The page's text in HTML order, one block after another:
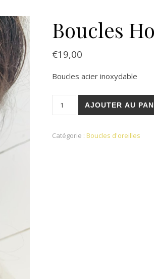
Boucles
€19,00
Boucles acier inoxydable
quantité de Boucles
AJOUTER AU
Catégorie : Boucles d'oreilles